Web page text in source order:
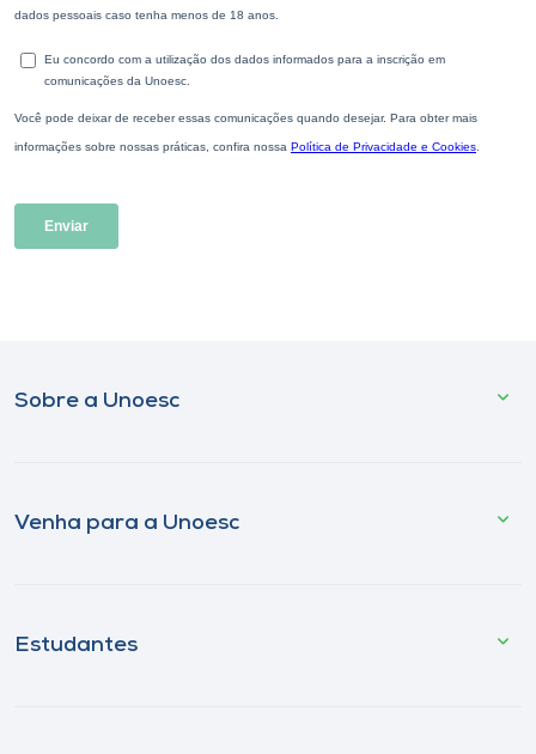
Sobre a Unoesc
Venha para a Unoesc
Estudantes